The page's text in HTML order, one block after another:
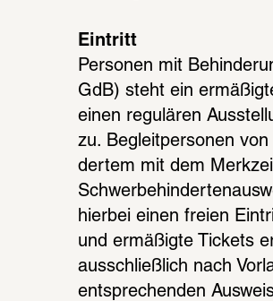
Eintritt
Perso­nen mit
GdB) steht ein
einen regu­lä­ren
zu. Begleit­per­so­nen
der­tem mit dem
hier­bei einen freien
und ermä­ßigte Tickets
ausschließ­lich nach
entspre­chen­den